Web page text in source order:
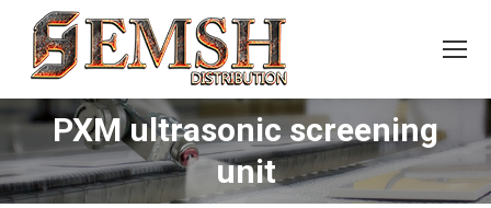
PXM ultrasonic screening
unit
You are here: